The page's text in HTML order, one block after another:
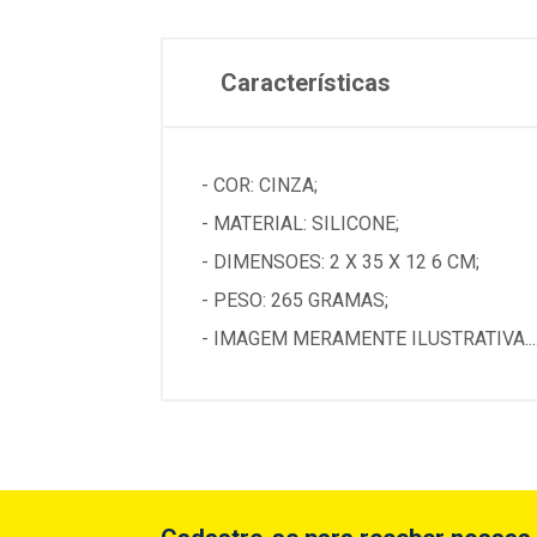
Características
- COR: CINZA;
- MATERIAL: SILICONE;
- DIMENSOES: 2 X 35 X 12 6 CM;
- PESO: 265 GRAMAS;
- IMAGEM MERAMENTE